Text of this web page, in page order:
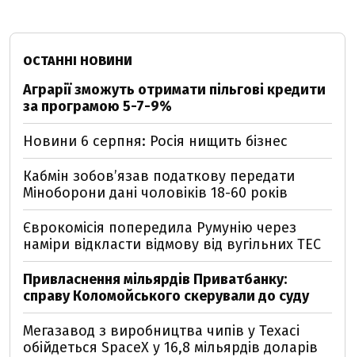
ОСТАННІ НОВИНИ
Аграрії зможуть отримати пільгові кредити
за програмою 5-7-9%
Новини 6 серпня: Росія нищить бізнес
Кабмін зобовʼязав податкову передати
Міноборони дані чоловіків 18-60 років
Єврокомісія попередила Румунію через
наміри відкласти відмову від вугільних ТЕС
Привласнення мільярдів Приватбанку:
справу Коломойського скерували до суду
Мегазавод з виробництва чипів у Техасі
обійдеться SpaceX у 16,8 мільярдів доларів